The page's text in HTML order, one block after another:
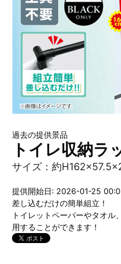
過去の提供景品
トイレ収納ラ
サイズ：約
提供開始日: 2026-01-25
差し込むだけの簡単組立！
トイレットペーパーやタオル
用することができます！